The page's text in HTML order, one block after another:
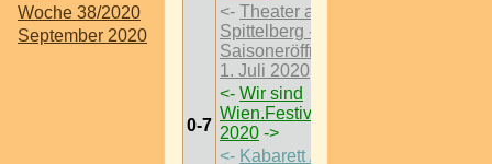
Woche 38/2020
September 2020
0-7
<- Theater am
Spittelberg -
Saisoneröffnung
1. Juli 2020
<- Wir sind
Wien.Festival
2020 ->
<- Kabarett / frau